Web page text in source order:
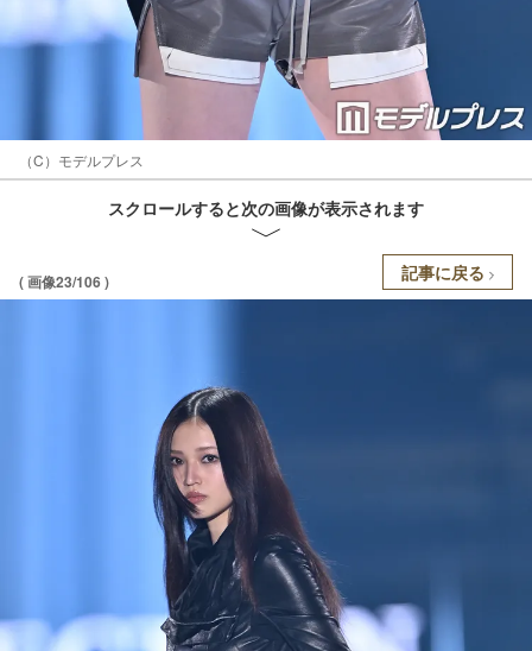
（C）モデルプレス
スクロールすると次の画像が表示されます
( 画像23/106 ) 記事に戻る